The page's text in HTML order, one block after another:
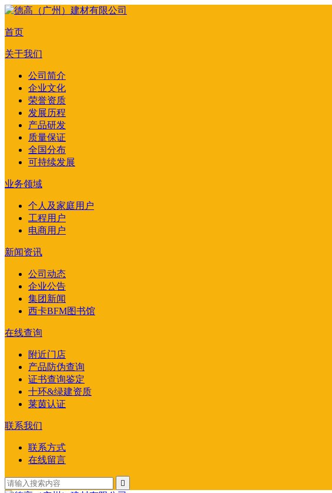
首页
关于我们
公司简介
企业文化
荣誉资质
发展历程
产品研发
质量保证
全国分布
可持续发展
业务领域
个人及家庭用户
工程用户
电商用户
新闻资讯
公司动态
企业公告
集团新闻
西卡BFM图书馆
在线查询
附近门店
产品防伪查询
证书查询鉴定
十环&绿建资质
莱茵认证
联系我们
联系方式
在线留言
